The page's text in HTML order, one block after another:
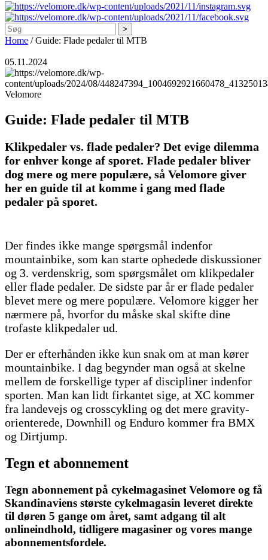
Søg
Home /Guide: Flade pedaler til MTB
05.11.2024
Velomore
Guide: Flade pedaler til MTB
Klikpedaler vs. flade pedaler? Det evige dilemma
for enhver konge af sporet. Flade pedaler bliver
dog mere og mere populære, så Velomore giver
her en guide til at komme i gang med flade
pedaler på sporet.
Der findes ikke mange spørgsmål indenfor
mountainbike, som kan starte ophedede diskussioner
og 3. verdenskrig, som spørgsmålet om klikpedaler
eller flade pedaler. De sidste par år er flade pedaler
blevet mere og mere populære. Velomore kigger her
nærmere på, hvorfor du måske skal skifte dine
trofaste klikpedaler ud.
Der er efterhånden ikke kun snak om at man kører
mountainbike. I dag begynder man også at skelne
mellem de forskellige typer af discipliner indenfor
sporten. Man kan lidt firkantet sige, at XC kommer
fra landevejs og crosscykling og det mere gravity-
orienterede, Downhill og Enduro kommer fra BMX
og Dirtjump.
Tegn et abonnement
Tegn abonnement på cykelmagasinet Velomore og få
Skandinaviens største cykelmagasin leveret direkte
til døren 5 gange om året, samt adgang til alt
onlineindhold, tidligere magasiner og vores mange
abonnementsfordele.